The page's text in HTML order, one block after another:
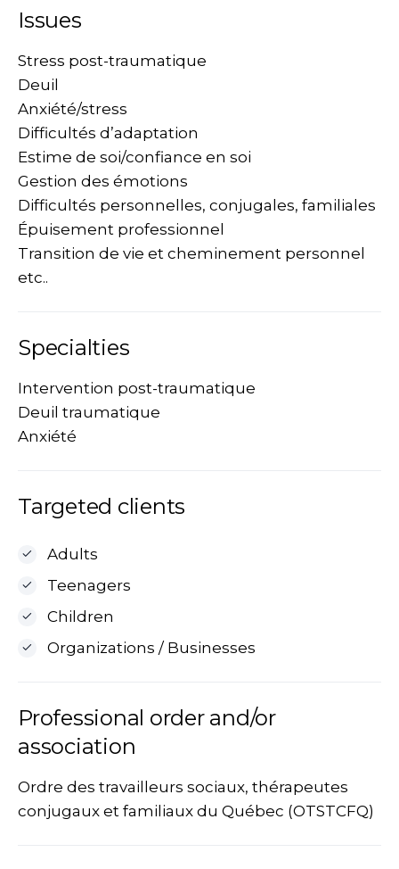
Issues
Stress post-traumatique
Deuil
Anxiété/stress
Difficultés d’adaptation
Estime de soi/confiance en soi
Gestion des émotions
Difficultés personnelles, conjugales, familiales
Épuisement professionnel
Transition de vie et cheminement personnel
etc..
Specialties
Intervention post-traumatique
Deuil traumatique
Anxiété
Targeted clients
Adults
Teenagers
Children
Organizations / Businesses
Professional order and/or
association
Ordre des travailleurs sociaux, thérapeutes
conjugaux et familiaux du Québec (OTSTCFQ)